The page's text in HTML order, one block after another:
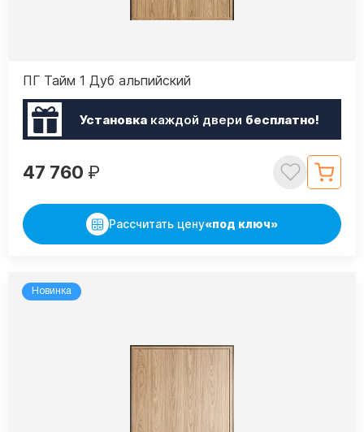
ПГ Тайм 1 Дуб альпийский
Установкакаждой двери бесплатно!
47 760 ₽
Рассчитать цену«под ключ»
Новинка